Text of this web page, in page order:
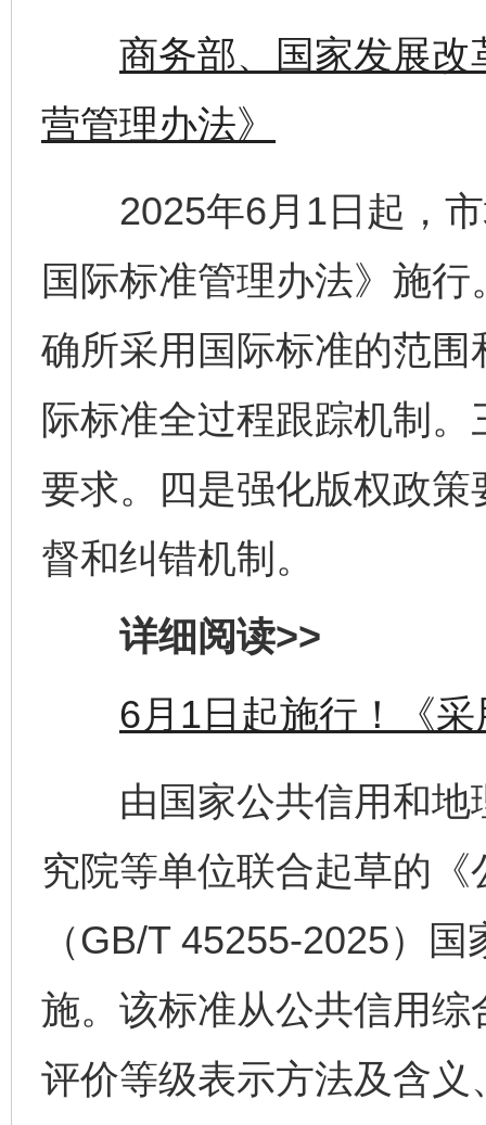
商务部、国家发展
营管理办法》
2025年6月1日起，市
国际标准管理办法》施
确所采用国际标准的范
际标准全过程跟踪机制
要求。四是强化版权政
督和纠错机制。
详细阅读>>
6月1日起施行！《
由国家公共信用和地
究院等单位联合起草的
（GB/T 45255-2025）
施。该标准从公共信用
评价等级表示方法及含